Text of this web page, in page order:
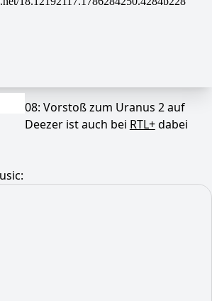
08: Vorstoß zum Uranus 2 auf
Deezer ist auch bei RTL+dabei